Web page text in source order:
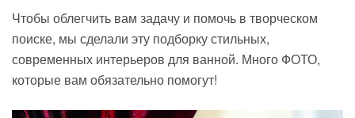
Чтобы облегчить вам задачу и помочь в творческом
поиске, мы сделали эту подборку стильных,
современных интерьеров для ванной. Много ФОТО,
которые вам обязательно помогут!